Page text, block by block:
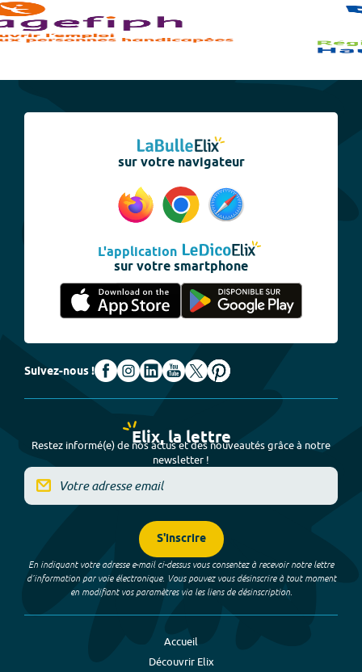
sur votre navigateur
L'application
sur votre smartphone
Suivez-nous !
Elix, la lettre
Restez informé(e) de nos actus et des nouveautés grâce à notre
newsletter !
S'inscrire
En indiquant votre adresse e-mail ci-dessus vous consentez à recevoir notre lettre
d’information par voie électronique. Vous pouvez vous désinscrire à tout moment
en modifiant vos paramètres via les liens de désinscription.
Accueil
Découvrir Elix